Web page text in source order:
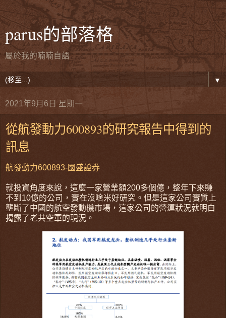
parus的部落格
屬於我的喃喃自語
▼
2021年9月6日 星期一
從航發動力600893的研究報告中得到的
訊息
航發動力600893-國盛證券
就投資角度來說，這麼一家營業額200多個億，整年下來賺
不到10億的公司，實在沒啥米好研究。但是這家公司實質上
壟斷了中國的航空發動機市場，這家公司的營運狀況就明白
揭露了老共空軍的現況。